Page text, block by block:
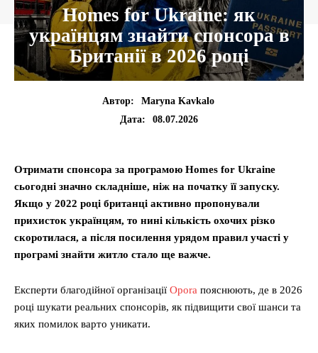
Homes for Ukraine: як
українцям знайти спонсора в
Британії в 2026 році
Автор:
Maryna Kavkalo
Дата:
08.07.2026
Отримати спонсора за програмою Homes for Ukraine
сьогодні значно складніше, ніж на початку її запуску.
Якщо у 2022 році британці активно пропонували
прихисток українцям, то нині кількість охочих різко
скоротилася, а після посилення урядом правил участі у
програмі знайти житло стало ще важче.
Експерти благодійної організації Opora пояснюють, де в 2026
році шукати реальних спонсорів, як підвищити свої шанси та
яких помилок варто уникати.